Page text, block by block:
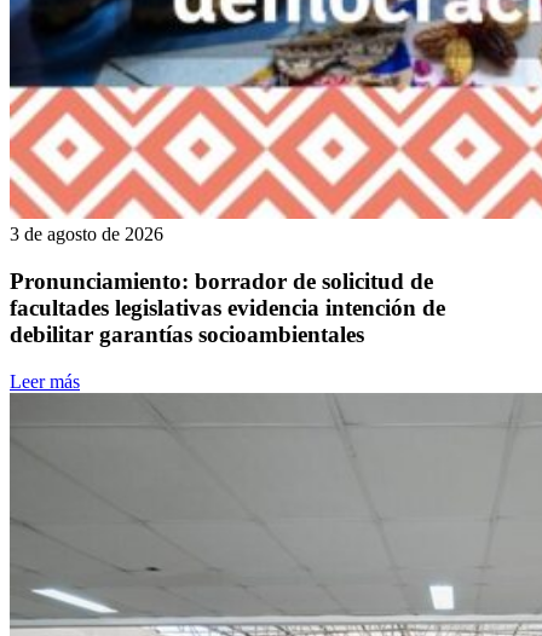
3 de agosto de 2026
Pronunciamiento: borrador de solicitud de
facultades legislativas evidencia intención de
debilitar garantías socioambientales
Leer más